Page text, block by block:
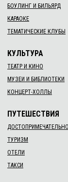
БОУЛИНГ И БИЛЬЯРД
КАРАОКЕ
ТЕМАТИЧЕСКИЕ КЛУБЫ
КУЛЬТУРА
ТЕАТР И КИНО
МУЗЕИ И БИБЛИОТЕКИ
КОНЦЕРТ-ХОЛЛЫ
ПУТЕШЕСТВИЯ
ТУРИЗМ
ОТЕЛИ
ТАКСИ